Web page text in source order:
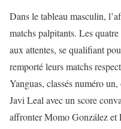
Dans le tableau masculin,
matchs palpitants. Les
aux attentes, se qualifiant
remporté leurs matchs
Yanguas, classés numéro
Javi Leal avec un score
affronter Momo González